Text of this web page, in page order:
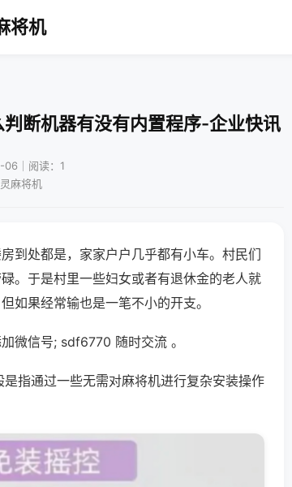
将机
断机器有没有内置程序-企业快讯
｜阅读：1
麻将机
到处都是，家家户户几乎都有小车。村民们
。于是村里一些妇女或者有退休金的老人就
如果经常输也是一笔不小的开支。
微信号; sdf6770 随时交流 。
指通过一些无需对麻将机进行复杂安装操作